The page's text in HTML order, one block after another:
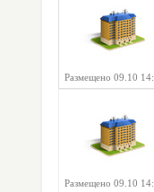
Размещено 09.10
Размещено 09.10